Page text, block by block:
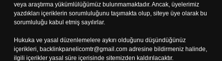
veya araştırma yükümlülüğümüz bulunmamaktadır. Ancak, üyelerimiz
yazdıkları içeriklerin sorumluluğunu taşımakta olup, siteye üye olarak bu
sorumluluğu kabul etmiş sayılırlar.
Hukuka ve yasal düzenlemelere aykırı olduğunu düşündüğünüz
içerikleri, backlinkpanelicomtr@gmail.com adresine bildirmeniz halinde,
ilgili içerikler yasal süre içerisinde sitemizden kaldırılacaktır.